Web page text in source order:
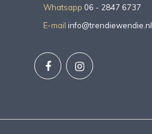
Whatsapp 06 - 2847 6737
E-mail info@trendiewendie.nl